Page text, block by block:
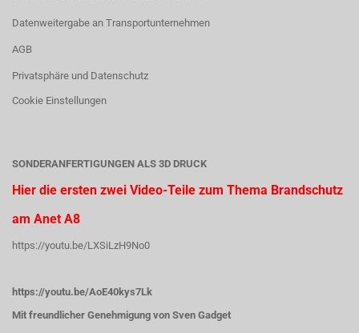
Datenweitergabe an Transportunternehmen
AGB
Privatsphäre und Datenschutz
Cookie Einstellungen
SONDERANFERTIGUNGEN ALS 3D DRUCK
Hier die ersten zwei Video-Teile zum Thema Brandschutz
am Anet A8
https://youtu.be/LXSiLzH9No0
https://youtu.be/AoE40kys7Lk
Mit freundlicher Genehmigung von Sven Gadget